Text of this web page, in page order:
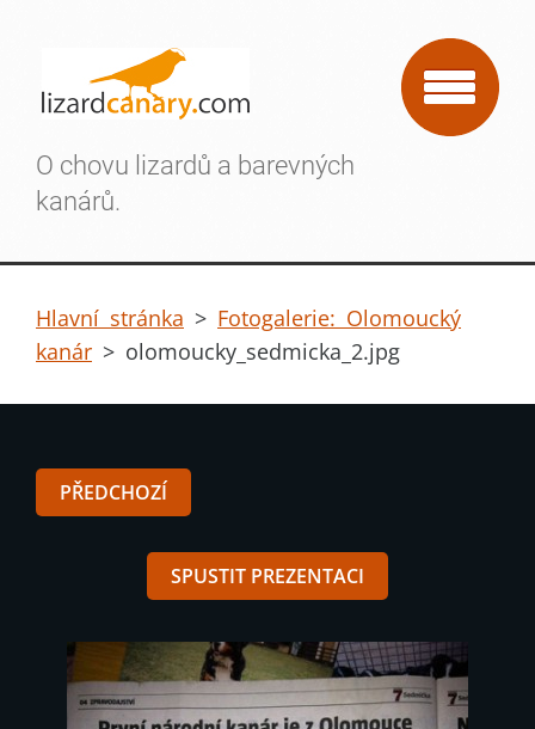
O chovu lizardů a barevných
kanárů.
Hlavní stránka > Fotogalerie: Olomoucký
kanár > olomoucky_sedmicka_2.jpg
PŘEDCHOZÍ
SPUSTIT PREZENTACI